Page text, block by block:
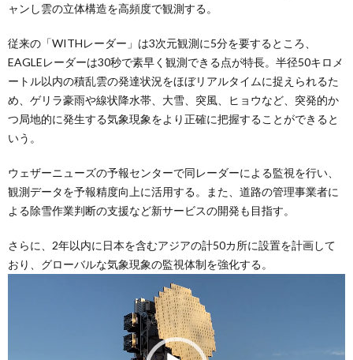
ャンし雲の立体構造を高頻度で観測する。
従来の「WITHレーダー」は3次元観測に5分を要するところ、
EAGLEレーダーは30秒で素早く観測できる点が特長。半径50キロメ
ートル以内の積乱雲の発達状況をほぼリアルタイムに捉えられるた
め、ゲリラ豪雨や線状降水帯、大雪、突風、ヒョウなど、突発的か
つ局地的に発生する気象現象をより正確に把握することができると
いう。
ウェザーニューズの予報センターで同レーダーによる監視を行い、
観測データを予報精度向上に活用する。また、道路の管理事業者に
よる除雪作業判断の支援など新サービスの開発も目指す。
さらに、2年以内に日本を含むアジアの計50カ所に設置を計画して
おり、グローバルな気象現象の監視体制を強化する。